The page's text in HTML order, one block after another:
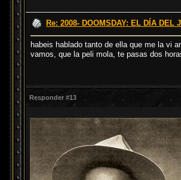
Re: 2008- DOOMSDAY: EL DÍA
habeis hablado tanto de ella que me la vi
vamos, que la peli mola, te pasas dos
Responder #13